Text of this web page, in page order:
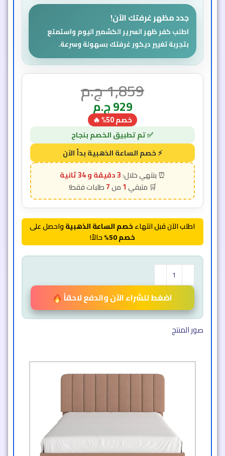
جدد مظهر غرفتك الآن!
اطلب كفر ظهر السرير الكشمير اليوم واستمتع
بتجربة تغيير ديكور غرفتك بسهولة وسرعة.
1,859ج.م
929ج.م
خصم 50% 🔥
3 دقيقة و 31 ثانية
1
7
اطلب الآن قبل انتهاءخصم الساعة الذهبيةواحصل على
خصم 50%
حالاً!
اضغط للشراء الآن والدفع لاحقاً
صور المنتج​